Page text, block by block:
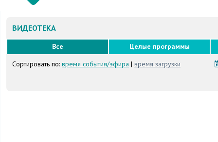
ВИДЕОТЕКА
Все
Целые программы
Сортировать по: время события/эфира | время загрузки